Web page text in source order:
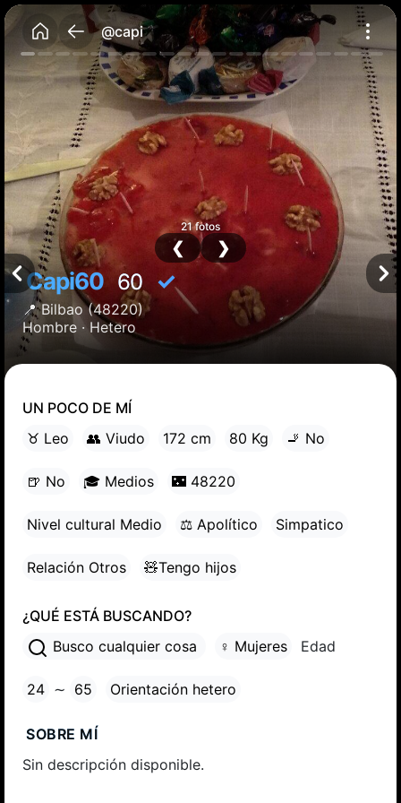
@capi
Capi6060✓
📍Bilbao (48220)
Hombre · Hetero
21 fotos
❮ ❯
UN POCO DE MÍ
♉ Leo
👥 Viudo 172 cm 80 Kg 🚬 No
🍺 No 🎓 Medios 🌃 48220
Nivel cultural Medio ⚖ Apolítico Simpatico
Relación Otros 🧸Tengo hijos
¿QUÉ ESTÁ BUSCANDO?
Busco cualquier cosa
♀ Mujeres Edad
24 ∼ 65 Orientación hetero
SOBRE MÍ
Sin descripción disponible.